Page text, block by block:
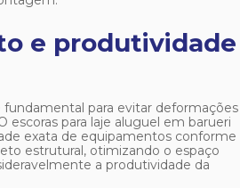
e produtividade
fundamental para evitar deformações
escoras para laje aluguel em barueri
exata de equipamentos conforme
estrutural, otimizando o espaço
a produtividade da